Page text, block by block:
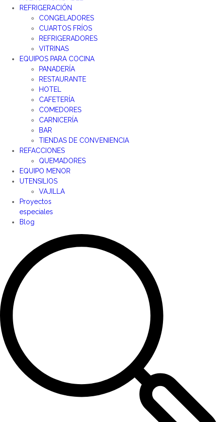
REFRIGERACIÓN
CONGELADORES
CUARTOS FRÍOS
REFRIGERADORES
VITRINAS
EQUIPOS PARA COCINA
PANADERÍA
RESTAURANTE
HOTEL
CAFETERÍA
COMEDORES
CARNICERÍA
BAR
TIENDAS DE CONVENIENCIA
REFACCIONES
QUEMADORES
EQUIPO MENOR
UTENSILIOS
VAJILLA
Proyectos
especiales
Blog